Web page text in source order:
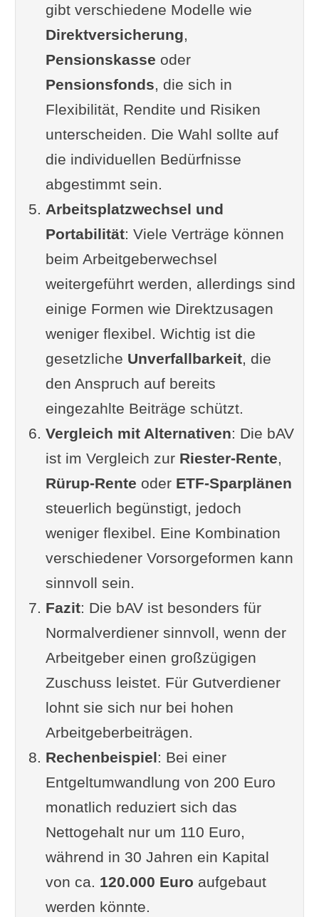
gibt verschiedene Modelle wie
Direktversicherung,
Pensionskasse oder
Pensionsfonds, die sich in
Flexibilität, Rendite und Risiken
unterscheiden. Die Wahl sollte auf
die individuellen Bedürfnisse
abgestimmt sein.
Arbeitsplatzwechsel und
Portabilität: Viele Verträge können
beim Arbeitgeberwechsel
weitergeführt werden, allerdings sind
einige Formen wie Direktzusagen
weniger flexibel. Wichtig ist die
gesetzliche Unverfallbarkeit, die
den Anspruch auf bereits
eingezahlte Beiträge schützt.
Vergleich mit Alternativen: Die bAV
ist im Vergleich zur Riester-Rente,
Rürup-Rente oder ETF-Sparplänen
steuerlich begünstigt, jedoch
weniger flexibel. Eine Kombination
verschiedener Vorsorgeformen kann
sinnvoll sein.
Fazit: Die bAV ist besonders für
Normalverdiener sinnvoll, wenn der
Arbeitgeber einen großzügigen
Zuschuss leistet. Für Gutverdiener
lohnt sie sich nur bei hohen
Arbeitgeberbeiträgen.
Rechenbeispiel: Bei einer
Entgeltumwandlung von 200 Euro
monatlich reduziert sich das
Nettogehalt nur um 110 Euro,
während in 30 Jahren ein Kapital
von ca. 120.000 Euro aufgebaut
werden könnte.